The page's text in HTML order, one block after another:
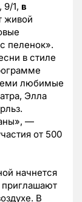
9/1, в
живой
пеленок».
в стиле
любимые
Элла
—
от 500
начнется
приглашают
В